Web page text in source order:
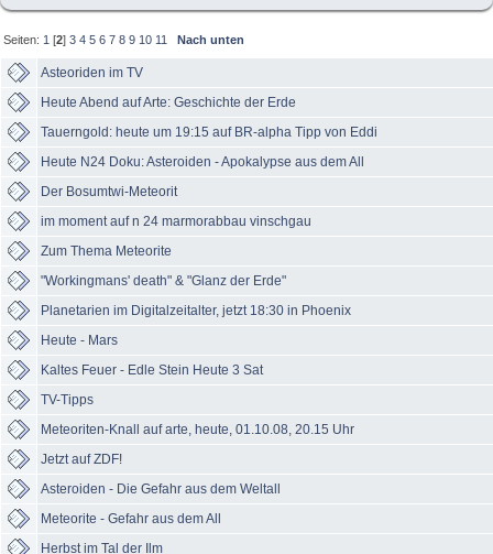
Seiten: 1 [2]3 4 5 6 7 8 9 10 11 Nach unten
Asteoriden im TV
Heute Abend auf Arte: Geschichte der Erde
Tauerngold: heute um 19:15 auf BR-alpha Tipp von Eddi
Heute N24 Doku: Asteroiden - Apokalypse aus dem All
Der Bosumtwi-Meteorit
im moment auf n 24 marmorabbau vinschgau
Zum Thema Meteorite
"Workingmans' death" & "Glanz der Erde"
Planetarien im Digitalzeitalter, jetzt 18:30 in Phoenix
Heute - Mars
Kaltes Feuer - Edle Stein Heute 3 Sat
TV-Tipps
Meteoriten-Knall auf arte, heute, 01.10.08, 20.15 Uhr
Jetzt auf ZDF!
Asteroiden - Die Gefahr aus dem Weltall
Meteorite - Gefahr aus dem All
Herbst im Tal der Ilm